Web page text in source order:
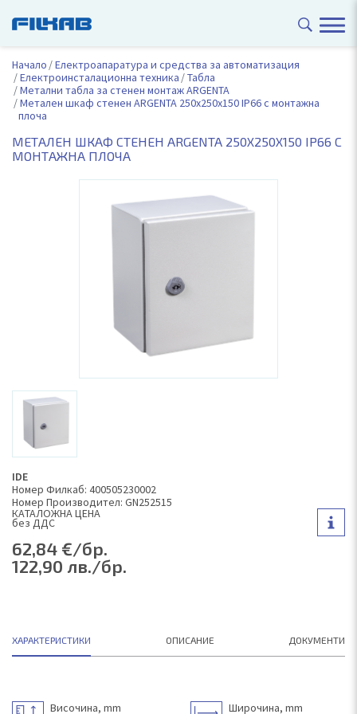
Начало
Електроапаратура и средства за автоматизация
Електроинсталационна техника
Табла
Метални табла за стенен монтаж ARGENTA
Метален шкаф стенен ARGENTA 250x250x150 IP66 с монтажна
плоча
МЕТАЛЕН ШКАФ СТЕНЕН ARGENTA 250X250X150 IP66 С
МОНТАЖНА ПЛОЧА
IDE
Номер Филкаб: 400505230002
Номер Производител: GN252515
КAТАЛОЖНА ЦЕНА
без ДДС
62,84 €/бр.
122,90 лв./бр.
ХАРАКТЕРИСТИКИ ОПИСАНИЕ ДОКУМЕНТИ
Височина, mm Широчина, mm